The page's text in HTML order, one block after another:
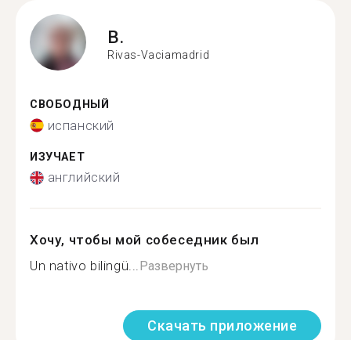
B.
Rivas-Vaciamadrid
СВОБОДНЫЙ
испанский
ИЗУЧАЕТ
английский
Хочу, чтобы мой собеседник был
Un nativo bilingü...Развернуть
Скачать приложение